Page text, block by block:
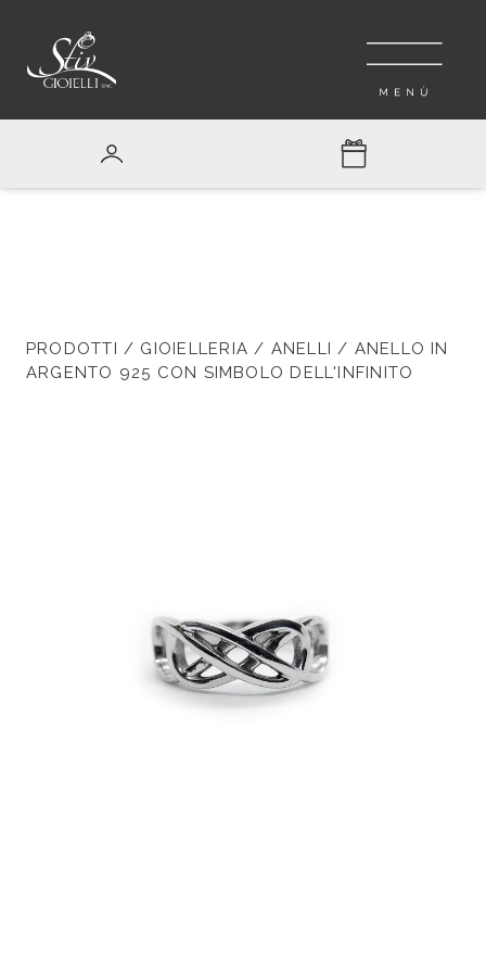
PRODOTTI / GIOIELLERIA / ANELLI / ANELLO IN
ARGENTO 925 CON SIMBOLO DELL'INFINITO